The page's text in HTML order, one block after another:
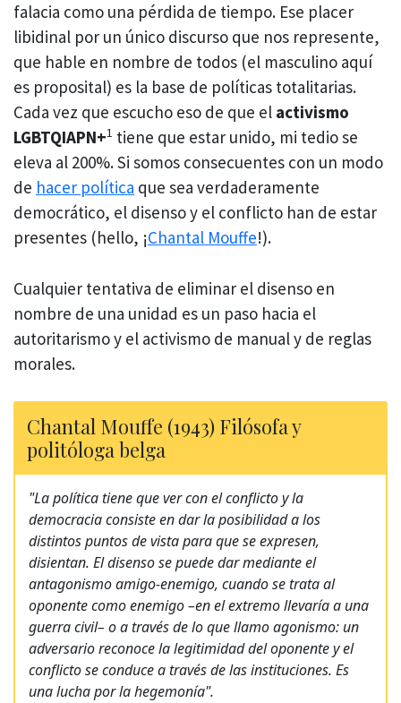
falacia como una pérdida de tiempo. Ese placer
libidinal por un único discurso que nos represente,
que hable en nombre de todos (el masculino aquí
es proposital) es la base de políticas totalitarias.
Cada vez que escucho eso de que el activismo
LGBTQIAPN+1 tiene que estar unido, mi tedio se
eleva al 200%. Si somos consecuentes con un modo
de hacer política que sea verdaderamente
democrático, el disenso y el conflicto han de estar
presentes (hello, ¡Chantal Mouffe!).
Cualquier tentativa de eliminar el disenso en
nombre de una unidad es un paso hacia el
autoritarismo y el activismo de manual y de reglas
morales.
Chantal Mouffe (1943) Filósofa y
politóloga belga
"La política tiene que ver con el conflicto y la
democracia consiste en dar la posibilidad a los
distintos puntos de vista para que se expresen,
disientan. El disenso se puede dar mediante el
antagonismo amigo-enemigo, cuando se trata al
oponente como enemigo –en el extremo llevaría a una
guerra civil– o a través de lo que llamo agonismo: un
adversario reconoce la legitimidad del oponente y el
conflicto se conduce a través de las instituciones. Es
una lucha por la hegemonía".